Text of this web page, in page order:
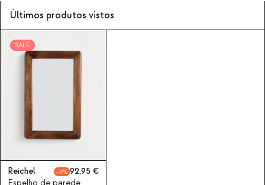
Últimos produtos vistos
SALE
Reichel 9
92,95